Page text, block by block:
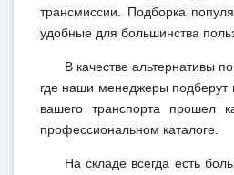
трансмиссии. Подборка
удобные для большинства
В качестве альтернативы
где наши менеджеры подберут
вашего транспорта прошел
профессиональном каталоге.
На складе всегда есть